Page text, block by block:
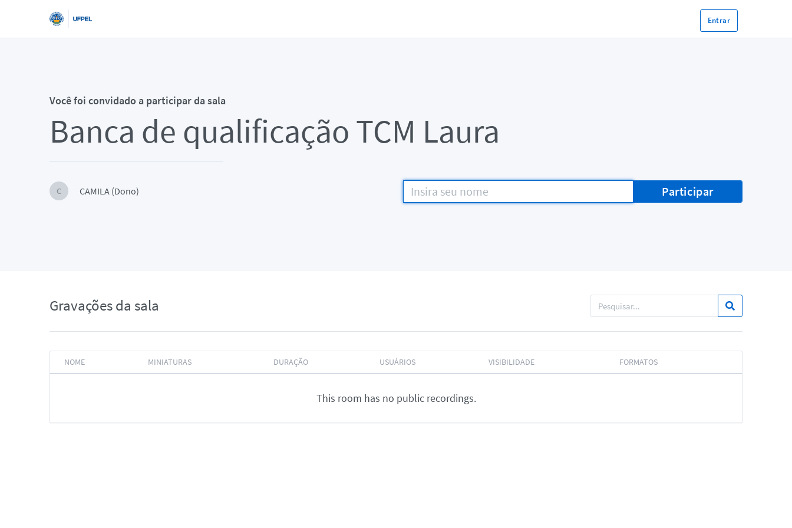
Entrar
Você foi convidado a participar da sala
Banca de qualificação TCM Laura
C CAMILA (Dono) Participar
Gravações da sala
NOME MINIATURAS DURAÇÃO USUÁRIOS VISIBILIDADE FORMATOS
This room has no public recordings.